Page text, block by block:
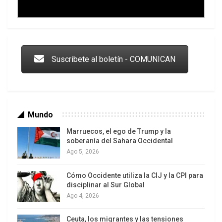
(Xinhua/Rizek Abdeljawad)
Describió la devastación de la que son testigos a
diario, incluidos los cadáveres de niños arrojados
por las explosiones, familias quemadas vivas y
compañeros asesinados, como parte de lo que
Los latinos le van dando la espalda a Trump
Suscribete al boletín - COMUNICAN
Mundo
Marruecos, el ego de Trump y la
soberanía del Sahara Occidental
Ago 5, 2026
Cómo Occidente utiliza la CIJ y la CPI para
disciplinar al Sur Global
Ago 4, 2026
Ceuta, los migrantes y las tensiones